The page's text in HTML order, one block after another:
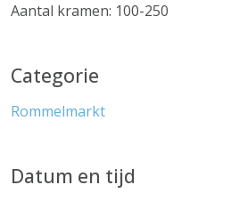
Aantal kramen: 100-250
Categorie
Rommelmarkt
Datum en tijd